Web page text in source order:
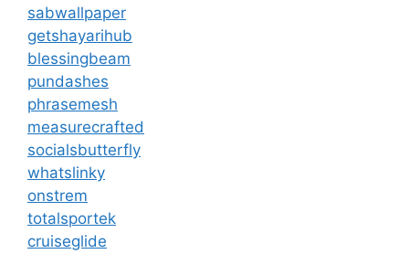
sabwallpaper
getshayarihub
blessingbeam
pundashes
phrasemesh
measurecrafted
socialsbutterfly
whatslinky
onstrem
totalsportek
cruiseglide